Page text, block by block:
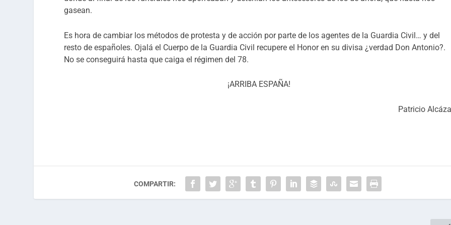
gasean.
Es hora de cambiar los métodos de protesta y de acción por parte de los agentes de la Guardia Civil… y del
resto de españoles. Ojalá el Cuerpo de la Guardia Civil recupere el Honor en su divisa ¿verdad Don Antonio?.
No se conseguirá hasta que caiga el régimen del 78.
¡ARRIBA ESPAÑA!
Patricio
COMPARTIR: